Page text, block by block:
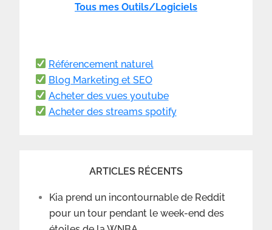
Tous mes Outils/Logiciels
Référencement naturel
Blog Marketing et SEO
Acheter des vues youtube
Acheter des streams spotify
ARTICLES RÉCENTS
Kia prend un incontournable de Reddit
pour un tour pendant le week-end des